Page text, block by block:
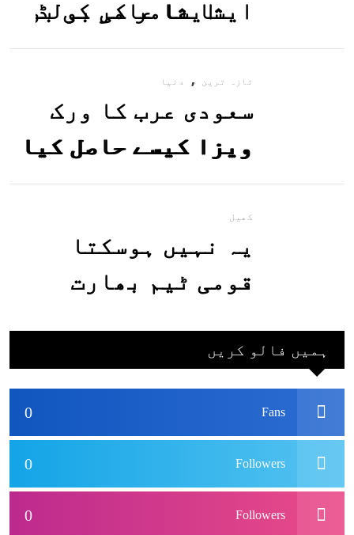
ایشا عامر کی بولڈ
تصاویر وائرل ہو
گئیں
تازہ ترین , دنیا
سعودی عرب کا ورک
ویزا کیسے حاصل کیا
جاسکتا ہے؟جانیے
کھیل
یہ نہیں ہوسکتا
قومی ٹیم بھارت
بھارتی ٹیم پاکستان
نہ آئے، محسن نقوی
ہمیں فالو کریں
0 Fans
0 Followers
0 Followers